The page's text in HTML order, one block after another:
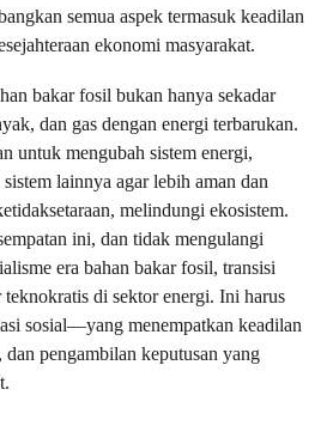
semua aspek termasuk keadilan
ekonomi masyarakat.
bakar fosil bukan hanya sekadar
dan gas dengan energi terbarukan.
untuk mengubah sistem energi,
lainnya agar lebih aman dan
melindungi ekosistem.
ini, dan tidak mengulangi
era bahan bakar fosil, transisi
teknokratis di sektor energi. Ini harus
sosial—yang menempatkan keadilan
dan pengambilan keputusan yang